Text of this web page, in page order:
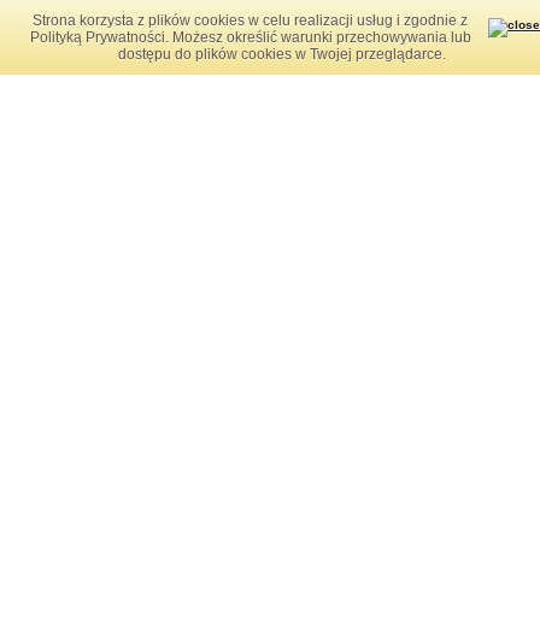
Strona korzysta z plików cookies w celu realizacji usług i zgodnie z
Polityką Prywatności. Możesz określić warunki przechowywania lub
dostępu do plików cookies w Twojej przeglądarce.
przesówaj w prawo
przesówaj w lewo